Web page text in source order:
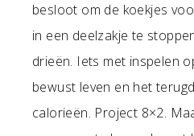
besloot om de koekjes
in een deelzakje te
drieën. Iets met inspelen
bewust leven en het
calorieën. Project 8×2.